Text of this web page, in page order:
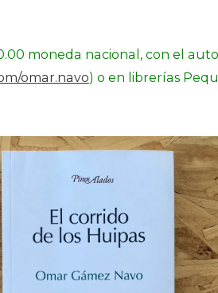
moneda nacional, con el
omar.navo) o en librerías